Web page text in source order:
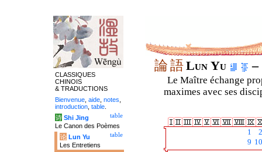
論語Lun Yu –
Le Maître échange
maximes avec ses
1
2
9 10
CLASSIQUES
CHINOIS
& TRADUCTIONS
Bienvenue aide notes
introduction table
table
诗 Shi Jing
Le Canon des Poèmes
table
论 Lun Yu
Les Entretiens